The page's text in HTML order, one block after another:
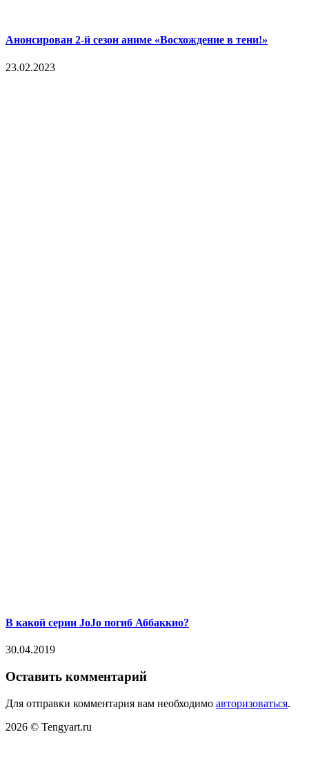
Анонсирован 2-й сезон аниме «Восхождение в тени!»
23.02.2023
В какой серии JoJo погиб Аббаккио?
30.04.2019
Оставить комментарий
Для отправки комментария вам необходимо авторизоваться.
2026 © Tengyart.ru